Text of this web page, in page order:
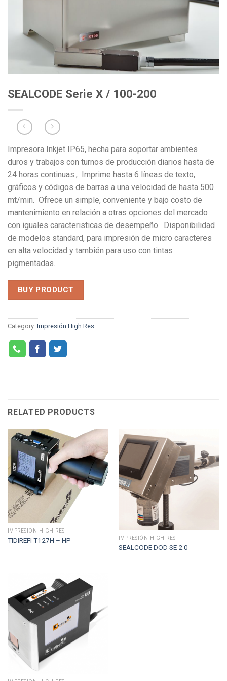
SEALCODE Serie X / 100-200
Impresora Inkjet IP65, hecha para soportar ambientes
duros y trabajos con turnos de producción diarios hasta de
24 horas continuas., Imprime hasta 6 líneas de texto,
gráficos y códigos de barras a una velocidad de hasta 500
mt/min. Ofrece un simple, conveniente y bajo costo de
mantenimiento en relación a otras opciones del mercado
con iguales caracteristicas de desempeño. Disponibilidad
de modelos standard, para impresión de micro caracteres
en alta velocidad y también para uso con tintas
pigmentadas.
BUY PRODUCT
Category: Impresión High Res
RELATED PRODUCTS
IMPRESIÓN HIGH RES
TIDIREFI T127H – HP IMPRESIÓN HIGH RES
SEALCODE DOD SE 2.0